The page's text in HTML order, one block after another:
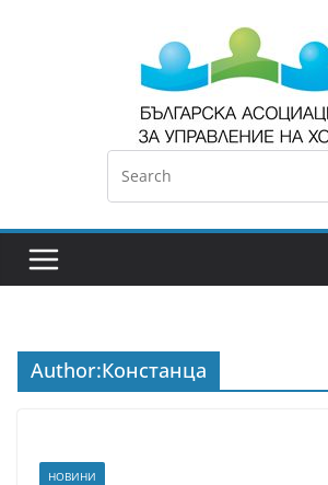
Author:Констанца
НОВИНИ